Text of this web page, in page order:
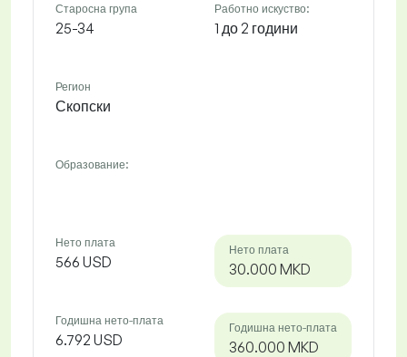
Старосна група
25-34
Работно искуство:
1 до 2 години
Регион
Скопски
Образование:
Нето плата
566 USD
Нето плата
30.000 MKD
Годишна нето-плата
6.792 USD
Годишна нето-плата
360.000 MKD